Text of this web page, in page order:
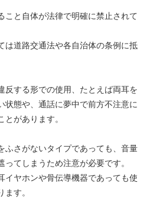
こと自体が法律で明確に禁止されて
は道路交通法や各自治体の条例に抵
反する形での使用、たとえば両耳を
状態や、通話に夢中で前方不注意に
があります。
ふさがないタイプであっても、音量
てしまうため注意が必要です。
イヤホンや骨伝導機器であっても使
す。